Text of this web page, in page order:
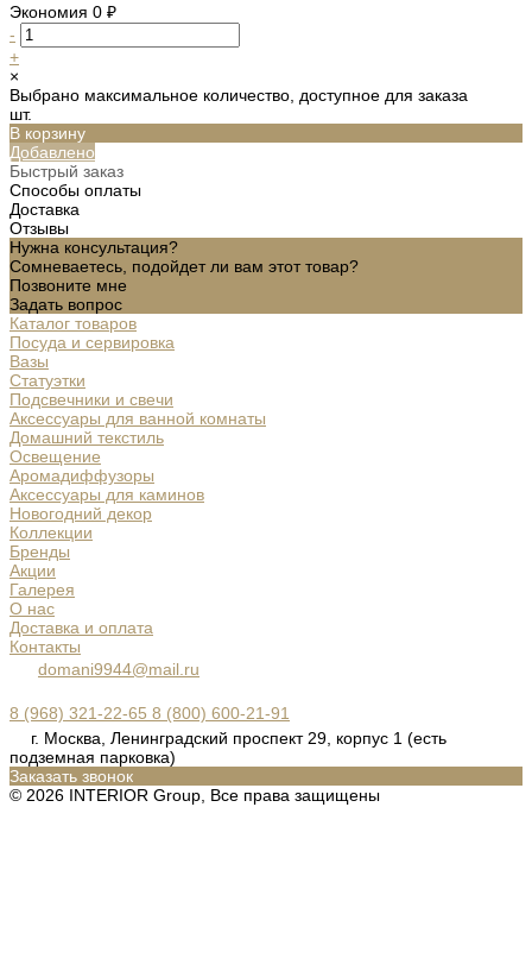
Экономия 0 ₽
-
+
×
Выбрано максимальное количество, доступное для заказа
шт.
В корзину
Добавлено
Быстрый заказ
Способы оплаты
Доставка
Отзывы
Нужна консультация?
Сомневаетесь, подойдет ли вам этот товар?
Позвоните мне
Задать вопрос
Каталог товаров
Посуда и сервировка
Вазы
Статуэтки
Подсвечники и свечи
Аксессуары для ванной комнаты
Домашний текстиль
Освещение
Аромадиффузоры
Аксессуары для каминов
Новогодний декор
Коллекции
Бренды
Акции
Галерея
О нас
Доставка и оплата
Контакты
domani9944@mail.ru
8 (968) 321-22-65 8 (800) 600-21-91
г. Москва, Ленинградский проспект 29, корпус 1 (есть
подземная парковка)
Заказать звонок
© 2026 INTERIOR Group, Все права защищены